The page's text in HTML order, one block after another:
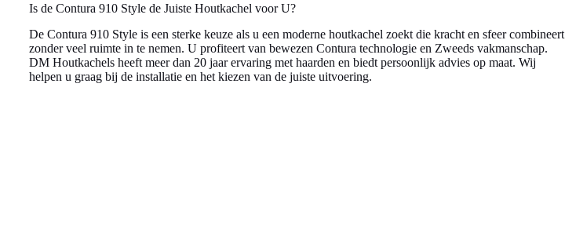
Is de Contura 910 Style de Juiste Houtkachel voor U?
De Contura 910 Style is een sterke keuze als u een moderne houtkachel zoekt die kracht en sfeer combineert
zonder veel ruimte in te nemen. U profiteert van bewezen Contura technologie en Zweeds vakmanschap.
DM Houtkachels heeft meer dan 20 jaar ervaring met haarden en biedt persoonlijk advies op maat. Wij
helpen u graag bij de installatie en het kiezen van de juiste uitvoering.